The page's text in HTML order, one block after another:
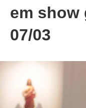
em show
07/03